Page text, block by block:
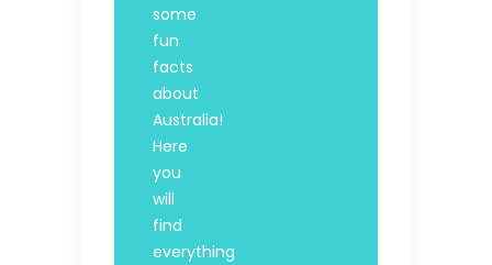
some
fun
facts
about
Australia!
Here
you
will
find
everything